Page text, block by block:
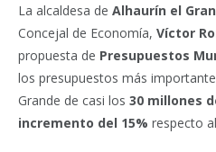
La alcaldesa de Alhaurín el
Concejal de Economía, Víctor
propuesta de Presupuestos
los presupuestos más
Grande de casi los 30 millones
incremento del 15% respecto